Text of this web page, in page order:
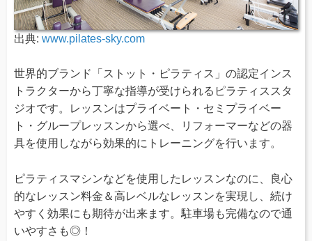
出典: www.pilates-sky.com
世界的ブランド「ストット・ピラティス」の認定インス
トラクターから丁寧な指導が受けられるピラティススタ
ジオです。レッスンはプライベート・セミプライベー
ト・グループレッスンから選べ、リフォーマーなどの器
具を使用しながら効果的にトレーニングを行います。
ピラティスマシンなどを使用したレッスンなのに、良心
的なレッスン料金＆高レベルなレッスンを実現し、続け
やすく効果にも期待が出来ます。駐車場も完備なので通
いやすさも◎！